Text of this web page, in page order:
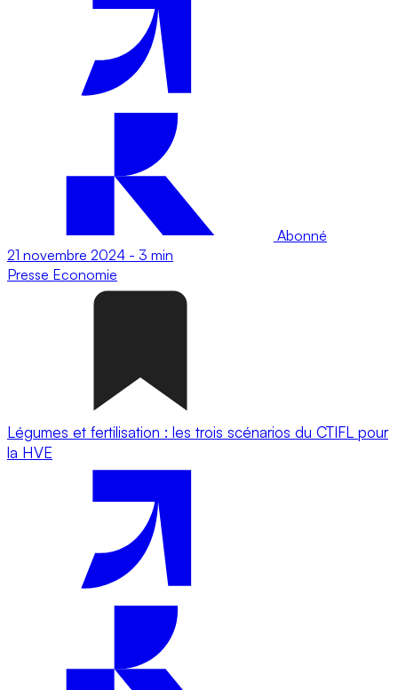
Abonné
21 novembre 2024 - 3 min
Presse Economie
Légumes et fertilisation : les trois scénarios du CTIFL pour
la HVE